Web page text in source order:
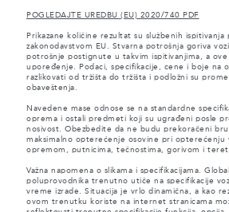
POGLEDAJTE UREDBU (EU) 2020/740 PDF
Prikazane količine rezultat su službenih ispitivanja
zakonodavstvom EU. Stvarna potrošnja goriva
potrošnje postignute u takvim ispitivanjima, a ove
upoređenje. Podaci, specifikacije, cene i boje na
razlikovati od tržišta do tržišta i podložni su
obaveštenja.
Navedene mase odnose se na standardne
oprema i ostali predmeti koji su ugrađeni posle
nosivost. Obezbedite da ne budu prekoračeni
maksimalno opterećenje osovine pri opterećenju
opremom, putnicima, tečnostima, gorivom i
Važna napomena o slikama i specifikacijama.
poluprovodnika trenutno utiče na specifikacije
vreme izrade. Situacija je vrlo dinamična, a kao
ovom trenutku koriste na internet stranicama